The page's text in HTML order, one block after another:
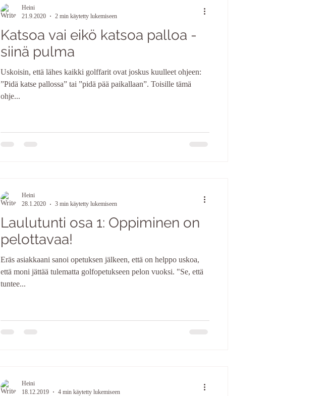
Katsoa vai eikö katsoa palloa -
siinä pulma
Uskoisin, että lähes kaikki golffarit ovat joskus kuulleet ohjeen:
”Pidä katse pallossa” tai ”pidä pää paikallaan”. Toisille tämä
ohje...
Heini
21.9.2020
2 min käytetty lukemiseen
Laulutunti osa 1: Oppiminen on
pelottavaa!
Eräs asiakkaani sanoi opetuksen jälkeen, että on helppo uskoa,
että moni jättää tulematta golfopetukseen pelon vuoksi. "Se, että
tuntee...
Heini
28.1.2020
3 min käytetty lukemiseen
Heini
18.12.2019
4 min käytetty lukemiseen